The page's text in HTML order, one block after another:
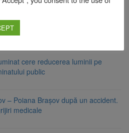
reducerea consumului de
să crească
cere reducerea luminii pe
public
– Poiana Brașov după un accident.
medicale